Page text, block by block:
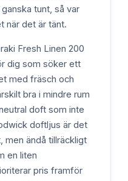
tunt, så var
när det är tänt.
Fresh Linen 200
dig som söker ett
med fräsch och
bra i mindre rum
doft som inte
doftljus är det
men ändå tillräckligt
en liten
pris framför